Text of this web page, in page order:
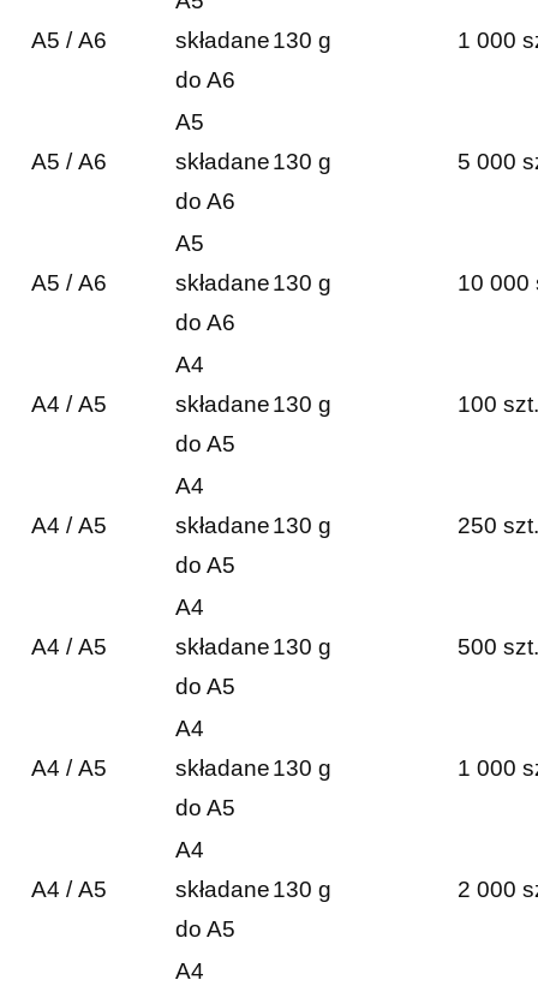
A5 / A6
składane
do A6
130 g 1 000
A5 / A6
A5
składane
do A6
130 g 5 000
A5 / A6
A5
składane
do A6
130 g 10 000
A4 / A5
A4
składane
do A5
130 g 100 szt.
A4 / A5
A4
składane
do A5
130 g 250 szt.
A4 / A5
A4
składane
do A5
130 g 500 szt.
A4 / A5
A4
składane
do A5
130 g 1 000
A4 / A5
A4
składane
do A5
130 g 2 000
A4